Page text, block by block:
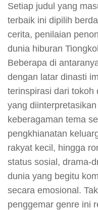
Setiap judul yang
terbaik ini dipilih
cerita, penilaian
dunia hiburan
Beberapa di
dengan latar dinasti
terinspirasi dari tokoh
yang
keberagaman tema
pengkhianatan
rakyat kecil, hingga
status sosial, drama-
dunia yang begitu
secara emosional.
penggemar genre ini